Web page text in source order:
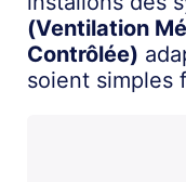
(Ventilation
Contrôlée)
soient simples